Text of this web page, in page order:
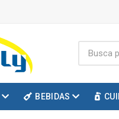
BEBIDAS